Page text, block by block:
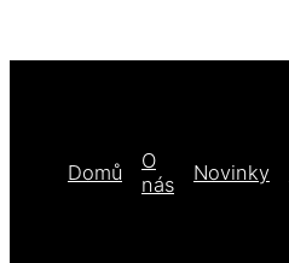
Domů
O
nás
Novinky